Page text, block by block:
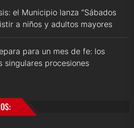
el Municipio lanza “Sábados
a niños y adultos mayores
para un mes de fe: los
singulares procesiones